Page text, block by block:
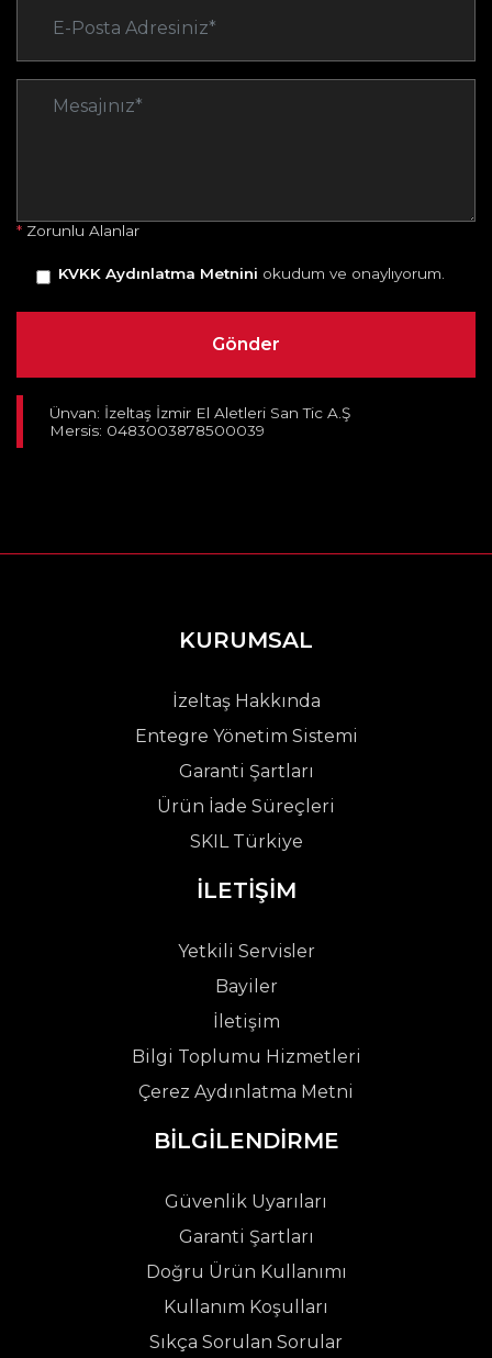
* Zorunlu Alanlar
KVKK Aydınlatma Metnini okudum ve onaylıyorum.
Ünvan: İzeltaş İzmir El Aletleri San Tic A.Ş
Mersis: 0483003878500039
KURUMSAL
İzeltaş Hakkında
Entegre Yönetim Sistemi
Garanti Şartları
Ürün İade Süreçleri
SKIL Türkiye
İLETİŞİM
Yetkili Servisler
Bayiler
İletişim
Bilgi Toplumu Hizmetleri
Çerez Aydınlatma Metni
BİLGİLENDİRME
Güvenlik Uyarıları
Garanti Şartları
Doğru Ürün Kullanımı
Kullanım Koşulları
Sıkça Sorulan Sorular